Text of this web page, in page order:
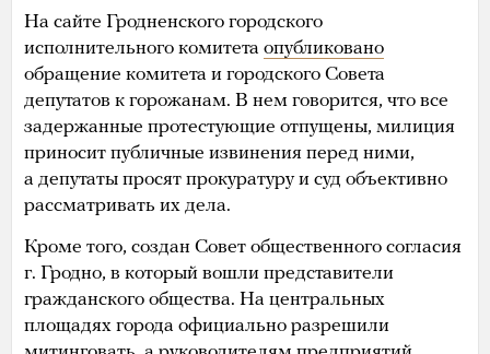
На сайте Гродненского городского
исполнительного комитета опубликовано
обращение комитета и городского Совета
депутатов к горожанам. В нем говорится, что все
задержанные протестующие отпущены, милиция
приносит публичные извинения перед ними,
а депутаты просят прокуратуру и суд объективно
рассматривать их дела.
Кроме того, создан Совет общественного согласия
г. Гродно, в который вошли представители
гражданского общества. На центральных
площадях города официально разрешили